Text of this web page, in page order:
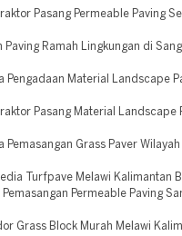
Pasang Permeable Paving
Ramah Lingkungan di
Pengadaan Material Landscape
Pasang Material Landscape
Grass Paver
Turfpave Melawi Kalimantan
Permeable Paving
Grass Block Murah Melawi